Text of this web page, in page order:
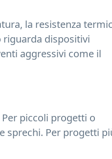
la resistenza
riguarda dispositivi
aggressivi come il
piccoli progetti o
sprechi. Per progetti